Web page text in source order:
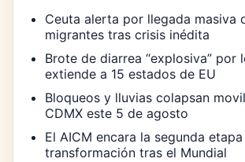
Ceuta alerta por llegada masiva
migrantes tras crisis inédita
Brote de diarrea “explosiva” por
extiende a 15 estados de EU
Bloqueos y lluvias colapsan
CDMX este 5 de agosto
El AICM encara la segunda
transformación tras el Mundial